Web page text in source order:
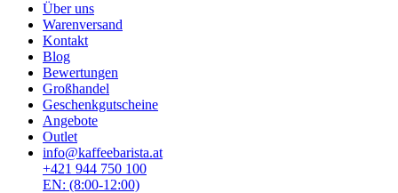
Über uns
Warenversand
Kontakt
Blog
Bewertungen
Großhandel
Geschenkgutscheine
Angebote
Outlet
info@kaffeebarista.at
+421 944 750 100
EN: (8:00-12:00)